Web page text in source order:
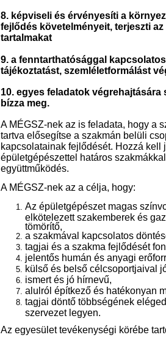
8. képviseli és érvényesíti a
fejlődés követelményeit, terjeszti
tartalmakat
9. a fenntarthatósággal
tájékoztatást, szemléletformálást
10. egyes feladatok
bízza meg.
A MÉGSZ-nek az is feladata, hogy a
tartva elősegítse a szakmán belüli
kapcsolatainak fejlődését. Hozzá kell
épületgépészettel határos
együttműködés.
A MÉGSZ-nek az a célja, hogy:
Az épületgépészet magas
elkötelezett szakemberek és
tömörítő,
a szakmával kapcsolatos
tagjai és a szakma fejlődését
jelentős humán és anyagi
külső és belső célcsoportjaival
ismert és jó hírnevű,
alulról építkező és hatékonyan
tagjai döntő többségének
szervezet legyen.
Az egyesület tevékenységi körébe